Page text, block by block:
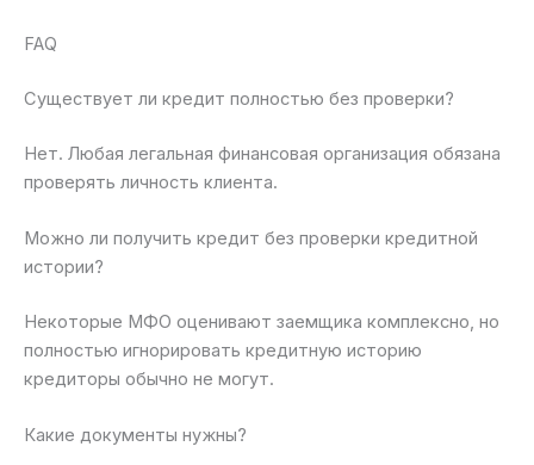
FAQ
Существует ли кредит полностью без проверки?
Нет. Любая легальная финансовая организация обязана
проверять личность клиента.
Можно ли получить кредит без проверки кредитной
истории?
Некоторые МФО оценивают заемщика комплексно, но
полностью игнорировать кредитную историю
кредиторы обычно не могут.
Какие документы нужны?